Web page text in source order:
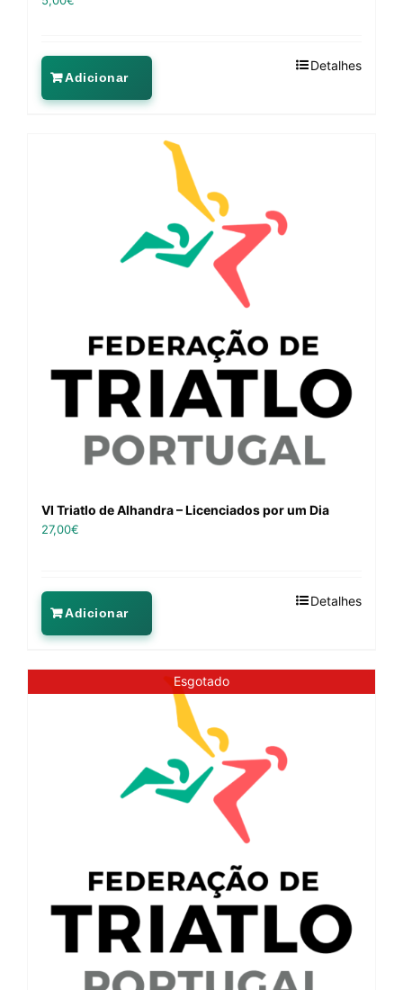
Adicionar
Detalhes
VI Triatlo de Alhandra – Licenciados por um Dia
27,00€
Adicionar
Detalhes
Esgotado